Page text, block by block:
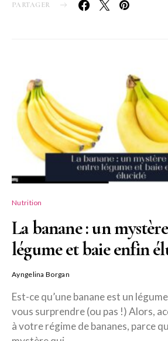
PARTAGER
Nutrition
La banane : un
légume et baie enfin
Ayngelina Borgan
Est-ce qu’une banane est un
vous surprendre (ou pas !) Alors,
à votre régime de bananes, parce